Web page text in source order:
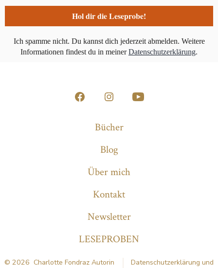
Ich spamme nicht. Du kannst dich jederzeit abmelden. Weitere
Informationen findest du in meinerDatenschutzerklärung.
Öffne
einem
neuen
Öffne
in
einem
Öffne
Bücher
Blog
Über mich
Kontakt
Newsletter
LESEPROBEN
© 2026 Charlotte Fondraz Autorin
Datenschutzerklärung und